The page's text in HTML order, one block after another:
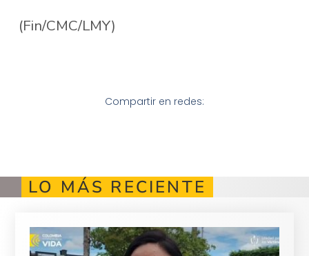
(Fin/CMC/LMY)
Compartir en redes:
LO MÁS RECIENTE